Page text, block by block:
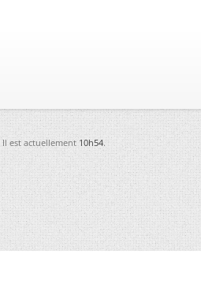
Il est actuellement10h54.